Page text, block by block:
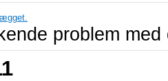
problem